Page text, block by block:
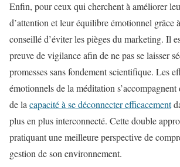
Enfin, pour ceux qui cherchent à améliorer
d’attention et leur équilibre émotionnel grâce
conseillé d’éviter les pièges du marketing. Il
preuve de vigilance afin de ne pas se laisser
promesses sans fondement scientifique. Les
émotionnels de la méditation s’accompagnent
de la capacité à se déconnecter efficacement
plus en plus interconnecté. Cette double
pratiquant une meilleure perspective de
gestion de son environnement.